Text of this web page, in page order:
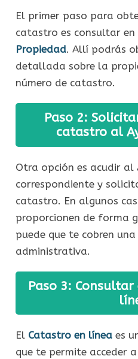
El primer paso para
catastro es consultar en
Propiedad. Allí podrás
detallada sobre la
número de catastro.
Paso 2:
catastro al
Otra opción es acudir al
correspondiente y
catastro. En algunos
proporcionen de forma
puede que te cobren
administrativa.
Paso 3:
El Catastro en líneaes
que te permite acceder